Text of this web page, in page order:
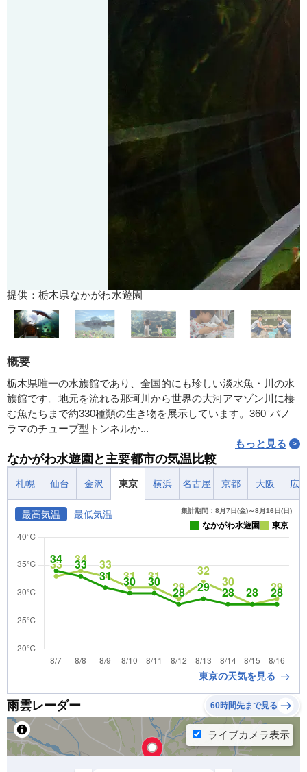
提供：栃木県なかがわ水遊園
概要
栃木県唯一の水族館であり、全国的にも珍しい淡水魚・川の水
族館です。地元を流れる那珂川から世界の大河アマゾン川に棲
む魚たちまで約330種類の生き物を展示しています。360°パノ
ラマのチューブ型トンネルか...
もっと見る
なかがわ水遊園と主要都市の気温比較
札幌 仙台 金沢 東京 横浜 名古屋 京都 大阪 広
最高気温 最低気温 集計期間：8月7日(金)～8月16日(日)
なかがわ水遊園 東京
東京の天気を見る
雨雲レーダー 60時間先まで見る